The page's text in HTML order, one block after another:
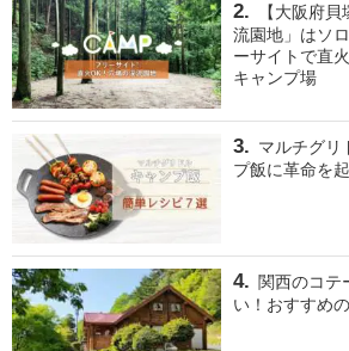
【大阪府
流園地」はソ
ーサイトで直
キャンプ場
マルチグリ
プ飯に革命を
関西のコテ
い！おすすめ